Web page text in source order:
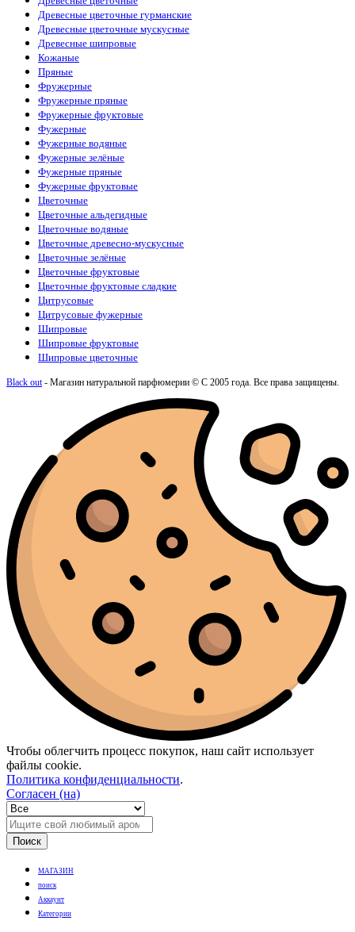
Древесные цветочные гурманские
Древесные цветочные мускусные
Древесные шипровые
Кожаные
Пряные
Фружерные
Фружерные пряные
Фружерные фруктовые
Фужерные
Фужерные водяные
Фужерные зелёные
Фужерные пряные
Фужерные фруктовые
Цветочные
Цветочные альдегидные
Цветочные водяные
Цветочные древесно-мускусные
Цветочные зелёные
Цветочные фруктовые
Цветочные фруктовые сладкие
Цитрусовые
Цитрусовые фужерные
Шипровые
Шипровые фруктовые
Шипровые цветочные
Black out- Магазин натуральной парфюмерии © С 2005 года. Все права защищены.
Чтобы облегчить процесс покупок, наш сайт использует
файлы cookie.
Политика конфиденциальности.
Согласен (на)
Поиск
МАГАЗИН
поиск
Аккаунт
Категории